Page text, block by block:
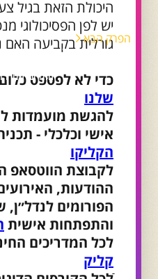
הפרק הבא
פרק 98 - דיוק עצמי
החדש עם
היכולת הזאת בגיל
יש לפן הפסיכולוגי
גורלית בקביעה
כדי לא לפספס
שלנו
להגשת מועמדות
אישי וכלכלי -
הקליקו
לקבוצת הווטסאפ
ההודעות,
הפורומים לנדל״ן,
והתפתחות אישית
לכל המדריכים
קליק